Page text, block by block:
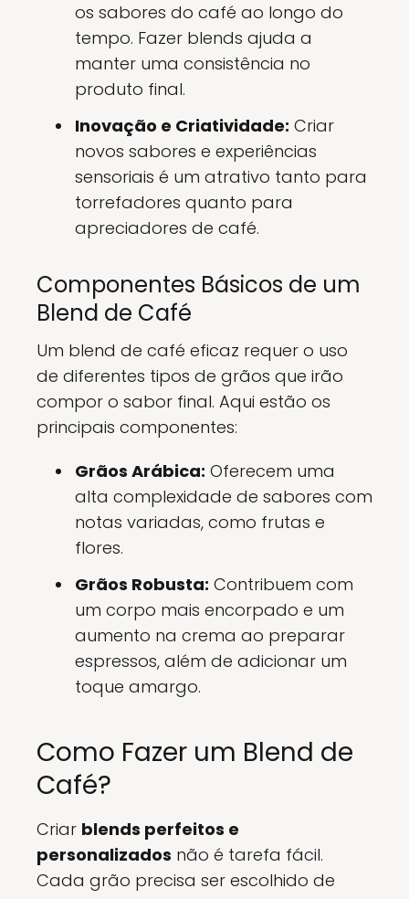
os sabores do café ao longo do
tempo. Fazer blends ajuda a
manter uma consistência no
produto final.
Inovação e Criatividade: Criar
novos sabores e experiências
sensoriais é um atrativo tanto para
torrefadores quanto para
apreciadores de café.
Componentes Básicos de um
Blend de Café
Um blend de café eficaz requer o uso
de diferentes tipos de grãos que irão
compor o sabor final. Aqui estão os
principais componentes:
Grãos Arábica: Oferecem uma
alta complexidade de sabores com
notas variadas, como frutas e
flores.
Grãos Robusta: Contribuem com
um corpo mais encorpado e um
aumento na crema ao preparar
espressos, além de adicionar um
toque amargo.
Como Fazer um Blend de
Café?
Criar blends perfeitos e
personalizados não é tarefa fácil.
Cada grão precisa ser escolhido de